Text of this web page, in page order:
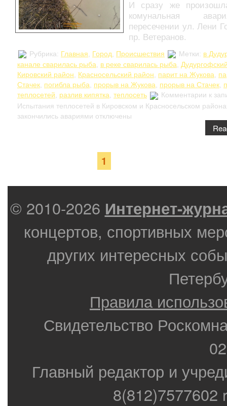
И сразу же
комунальная
пересечении ул. Лени
пр. Ветеранов.
Рубрика: Главная Город Происшествия Метки: в
канале сварилась рыба, в реке сварилась рыба,
Кировский район, Красносельский район, парит на Жукова,
Стачек, погибла рыба, прорыв на Жукова, прорыв на Стачек,
теплосетей, разлив кипятка, теплосеть Комментарии к
Испытания теплосетей в Кировском и Красносельском
закончились авариями отключены
1
© 2010-2026 Интернет-
концертов, спортивных
других интересных
Правила
Свидетельство
Главный редактор и
8(812)7577602